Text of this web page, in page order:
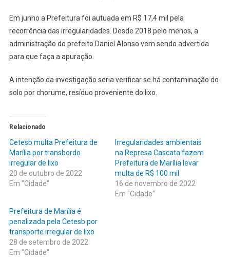
Em junho a Prefeitura foi autuada em R$ 17,4 mil pela
recorrência das irregularidades. Desde 2018 pelo menos, a
administração do prefeito Daniel Alonso vem sendo advertida
para que faça a apuração.
A intenção da investigação seria verificar se há contaminação do
solo por chorume, resíduo proveniente do lixo.
Relacionado
Cetesb multa Prefeitura de
Marília por transbordo
irregular de lixo
20 de outubro de 2022
Em "Cidade"
Irregularidades ambientais
na Represa Cascata fazem
Prefeitura de Marília levar
multa de R$ 100 mil
16 de novembro de 2022
Em "Cidade"
Prefeitura de Marília é
penalizada pela Cetesb por
transporte irregular de lixo
28 de setembro de 2022
Em "Cidade"